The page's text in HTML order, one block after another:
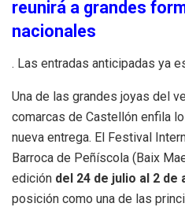
reunirá a grandes
nacionales
. Las entradas anticipadas ya
Una de las grandes joyas del
comarcas de Castellón enfila
nueva entrega. El Festival
Barroca de Peñíscola (Baix
edición del 24 de julio al 2 de
posición como una de las